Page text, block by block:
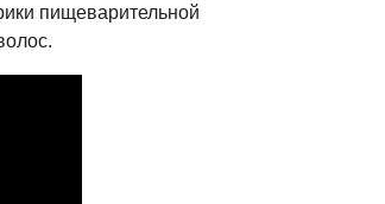
пищеварительной